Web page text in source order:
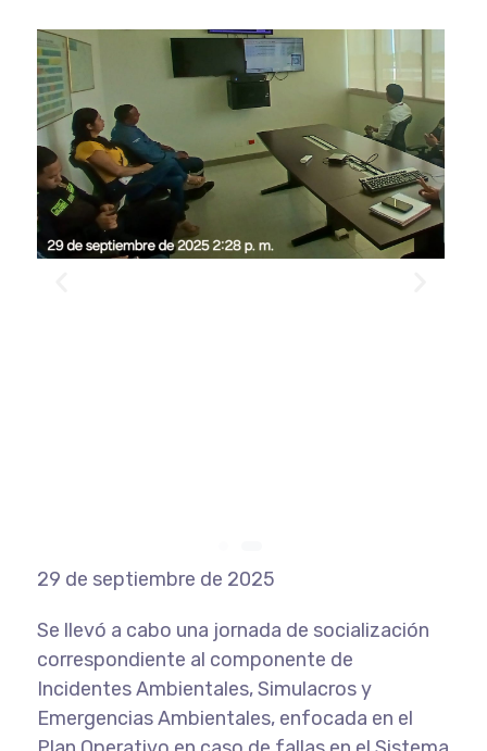
29 de septiembre de 2025
Se llevó a cabo una jornada de socialización
correspondiente al componente de
Incidentes Ambientales, Simulacros y
Emergencias Ambientales, enfocada en el